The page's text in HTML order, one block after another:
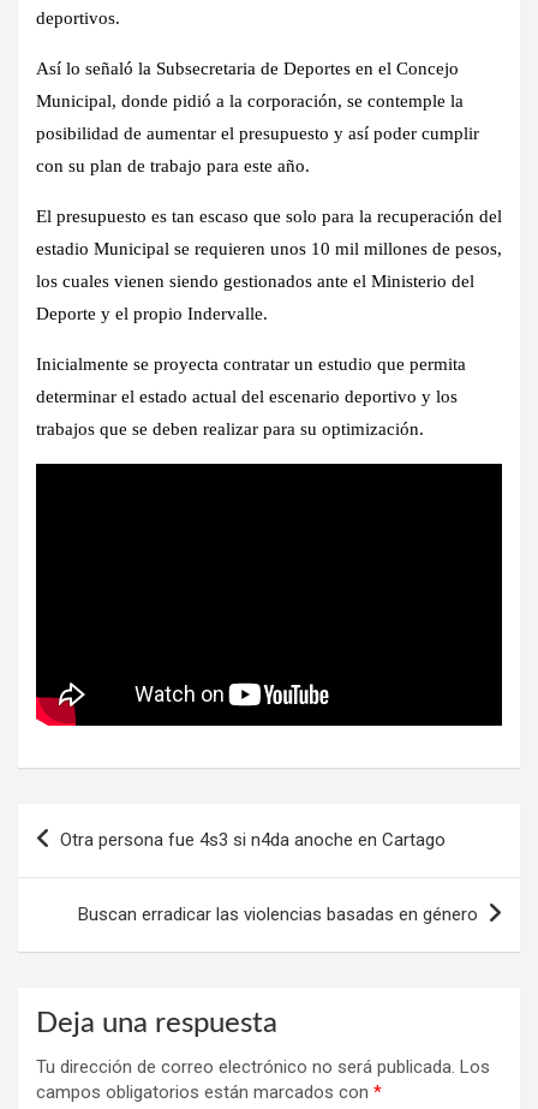
deportivos.
Así lo señaló la Subsecretaria de Deportes en el Concejo
Municipal, donde pidió a la corporación, se contemple la
posibilidad de aumentar el presupuesto y así poder cumplir
con su plan de trabajo para este año.
El presupuesto es tan escaso que solo para la recuperación del
estadio Municipal se requieren unos 10 mil millones de pesos,
los cuales vienen siendo gestionados ante el Ministerio del
Deporte y el propio Indervalle.
Inicialmente se proyecta contratar un estudio que permita
determinar el estado actual del escenario deportivo y los
trabajos que se deben realizar para su optimización.
Otra persona fue 4s3 si n4da anoche en Cartago
Buscan erradicar las violencias basadas en género
Deja una respuesta
Tu dirección de correo electrónico no será publicada. Los
campos obligatorios están marcados con *